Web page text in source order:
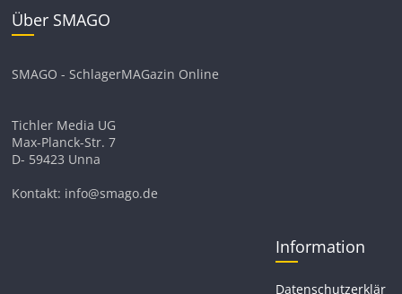
Über SMAGO
SMAGO - SchlagerMAGazin Online
Tichler Media UG
Max-Planck-Str. 7
D- 59423 Unna
Kontakt: info@smago.de
Information
Datenschutzerklär